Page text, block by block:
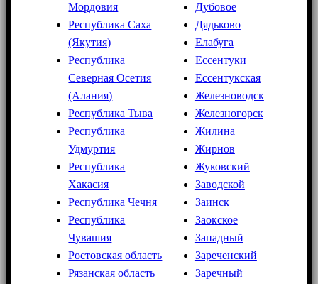
Мордовия
Республика Саха
(Якутия)
Республика
Северная Осетия
(Алания)
Республика Тыва
Республика
Удмуртия
Республика
Хакасия
Республика Чечня
Республика
Чувашия
Ростовская область
Рязанская область
Дубовое
Дядьково
Елабуга
Ессентуки
Ессентукская
Железноводск
Железногорск
Жилина
Жирнов
Жуковский
Заводской
Заинск
Заокское
Западный
Зареченский
Заречный